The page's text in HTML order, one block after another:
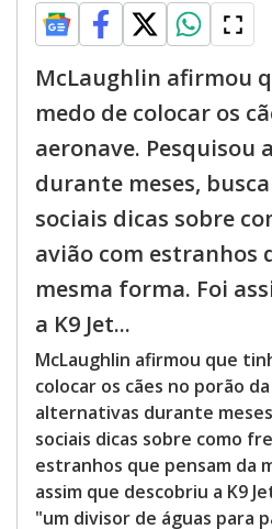
McLaughlin afirmou
medo de colocar os
aeronave. Pesquisou
durante meses,
sociais dicas sobre
avião com estranhos
mesma forma. Foi
a K9 Jet...
McLaughlin afirmou que
colocar os cães no porão
alternativas durante
sociais dicas sobre como
estranhos que pensam da
assim que descobriu a K9
"um divisor de águas para